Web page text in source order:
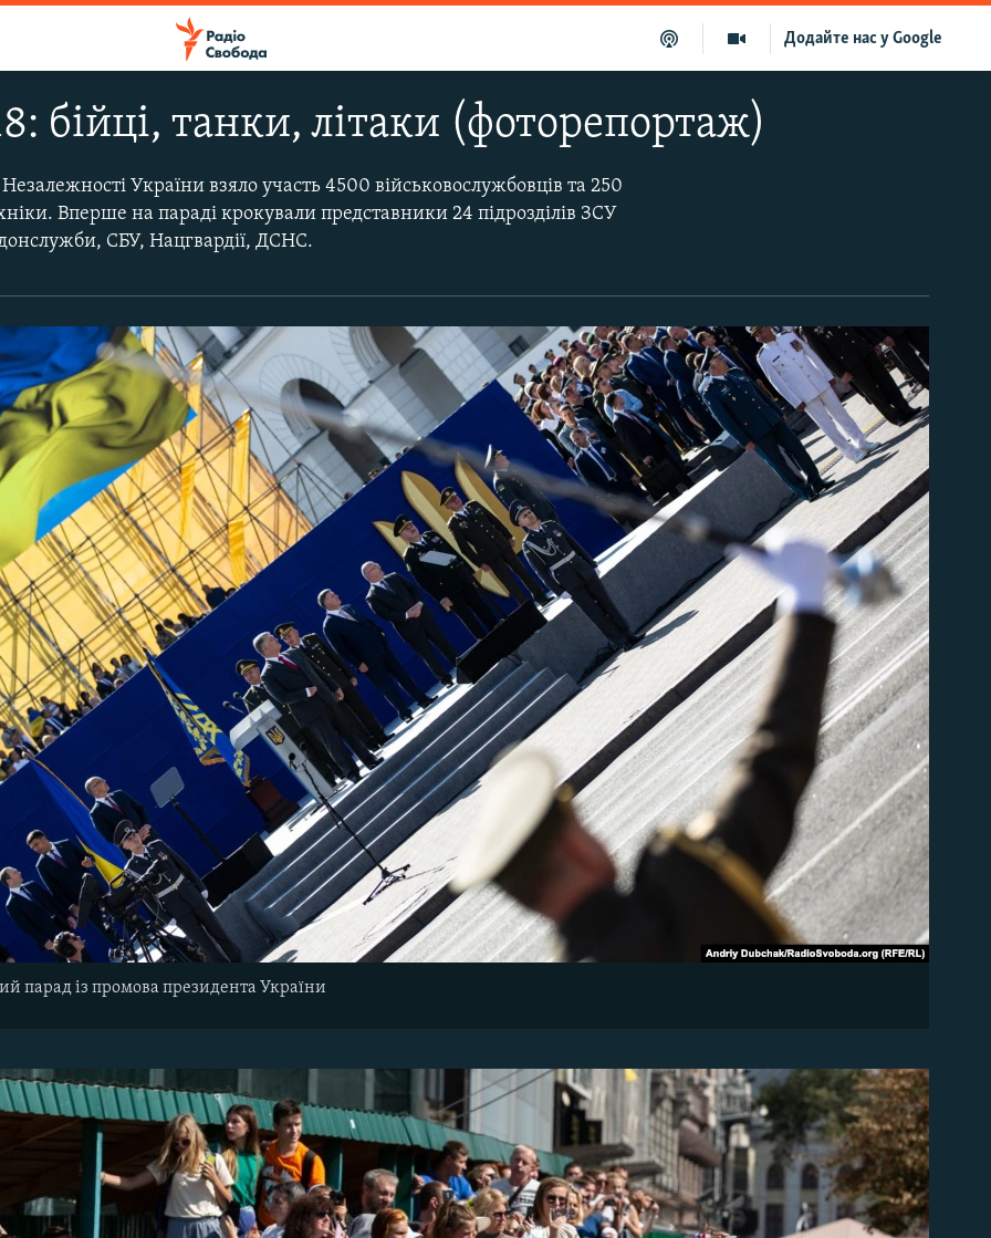
Додайте нас у Google
бійці, танки, літаки (фоторепортаж)
України взяло участь 4500 військовослужбовців та 250
Вперше на параді крокували представники 24 підрозділів ЗСУ
СБУ, Нацгвардії, ДСНС.
парад із промова президента України